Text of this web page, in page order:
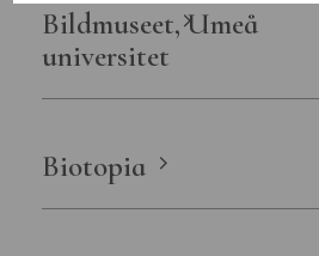
Bildmuseet, Umeå
universitet
Biotopia